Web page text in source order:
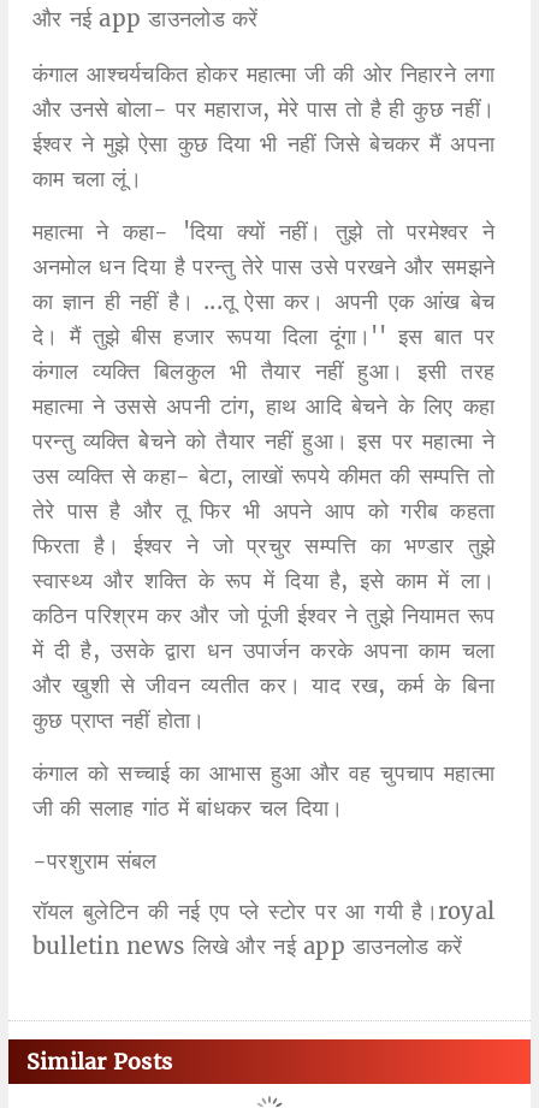
और नई app डाउनलोड करें
कंगाल आश्चर्यचकित होकर महात्मा जी की ओर निहारने लगा
और उनसे बोला- पर महाराज, मेरे पास तो है ही कुछ नहीं।
ईश्वर ने मुझे ऐसा कुछ दिया भी नहीं जिसे बेचकर मैं अपना
काम चला लूं।
महात्मा ने कहा- 'दिया क्यों नहीं। तुझे तो परमेश्वर ने
अनमोल धन दिया है परन्तु तेरे पास उसे परखने और समझने
का ज्ञान ही नहीं है। ...तू ऐसा कर। अपनी एक आंख बेच
दे। मैं तुझे बीस हजार रूपया दिला दूंगा।'' इस बात पर
कंगाल व्यक्ति बिलकुल भी तैयार नहीं हुआ। इसी तरह
महात्मा ने उससे अपनी टांग, हाथ आदि बेचने के लिए कहा
परन्तु व्यक्ति बेेचने को तैयार नहीं हुआ। इस पर महात्मा ने
उस व्यक्ति से कहा- बेटा, लाखों रूपये कीमत की सम्पत्ति तो
तेरे पास है और तू फिर भी अपने आप को गरीब कहता
फिरता है। ईश्वर ने जो प्रचुर सम्पत्ति का भण्डार तुझे
स्वास्थ्य और शक्ति के रूप में दिया है, इसे काम में ला।
कठिन परिश्रम कर और जो पूंजी ईश्वर ने तुझे नियामत रूप
में दी है, उसके द्वारा धन उपार्जन करके अपना काम चला
और खुशी से जीवन व्यतीत कर। याद रख, कर्म के बिना
कुछ प्राप्त नहीं होता।
कंगाल को सच्चाई का आभास हुआ और वह चुपचाप महात्मा
जी की सलाह गांठ में बांधकर चल दिया।
-परशुराम संबल
रॉयल बुलेटिन की नई एप प्ले स्टोर पर आ गयी है।royal
bulletin news लिखे और नई app डाउनलोड करें
Similar Posts